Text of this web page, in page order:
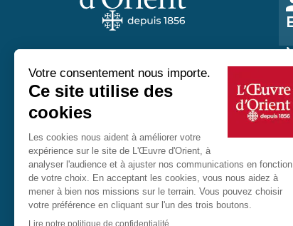
Au service des chrétiens d'Orient
01 45 48 54 46
Contactez-nous